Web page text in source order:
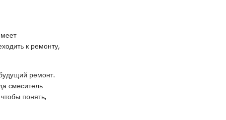
к ремонту,
ремонт.
смеситель
понять,